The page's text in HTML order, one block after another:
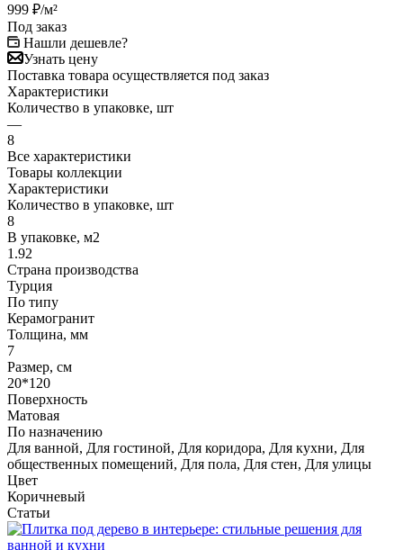
999 ₽/м²
Под заказ
Нашли дешевле?
Узнать цену
Поставка товара осуществляется под заказ
Характеристики
Количество в упаковке, шт
—
8
Все характеристики
Товары коллекции
Характеристики
Количество в упаковке, шт
8
В упаковке, м2
1.92
Страна производства
Турция
По типу
Керамогранит
Толщина, мм
7
Размер, см
20*120
Поверхность
Матовая
По назначению
Для ванной, Для гостиной, Для коридора, Для кухни, Для
общественных помещений, Для пола, Для стен, Для улицы
Цвет
Коричневый
Статьи